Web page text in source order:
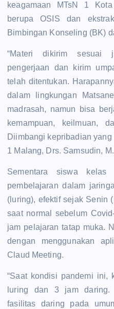
keagamaan MTsN 1
berupa OSIS dan
Bimbingan Konseling (BK)
“Materi dikirim sesuai
pengerjaan dan kirim
telah ditentukan.
dalam lingkungan
madrasah, namun bisa
kemampuan, keilmuan,
Diimbangi kepribadian yang
1 Malang, Drs. Samsudin,
Sementara siswa
pembelajaran dalam
(luring), efektif sejak Senin
saat normal sebelum
jam pelajaran tatap muka.
dengan menggunakan
Claud Meeting.
“Saat kondisi pandemi
luring dan 3 jam daring.
fasilitas daring pada